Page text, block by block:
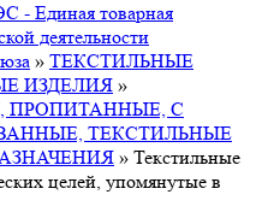
Единая товарная
деятельности
» ТЕКСТИЛЬНЫЕ
ИЗДЕЛИЯ »
ПРОПИТАННЫЕ, С
ТЕКСТИЛЬНЫЕ
» Текстильные
целей, упомянутые в